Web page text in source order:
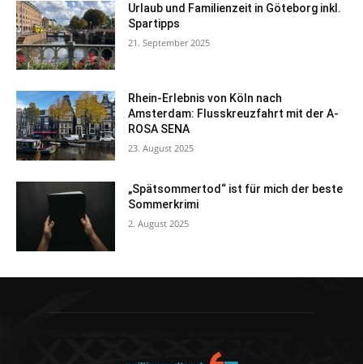
Urlaub und Familienzeit in Göteborg inkl.
Spartipps
21. September 2025
Rhein-Erlebnis von Köln nach
Amsterdam: Flusskreuzfahrt mit der A-
ROSA SENA
23. August 2025
„Spätsommertod“ ist für mich der beste
Sommerkrimi
2. August 2025